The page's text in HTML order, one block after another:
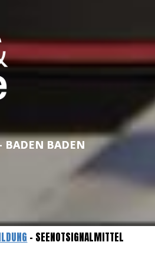
BADEN BADEN
- SEENOTSIGNALMITTEL